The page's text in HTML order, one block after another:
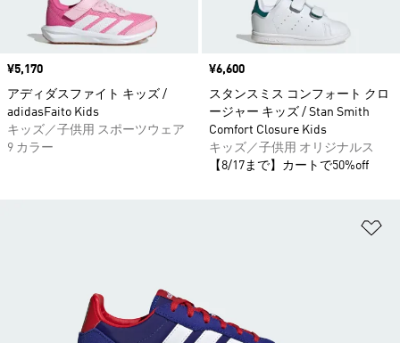
価格
¥5,170
アディダスファイト キッズ /
adidasFaito Kids
キッズ／子供用 スポーツウェア
9 カラー
価格
¥6,600
スタンスミス コンフォート クロ
ージャー キッズ / Stan Smith
Comfort Closure Kids
キッズ／子供用 オリジナルス
【8/17まで】カートで50%off